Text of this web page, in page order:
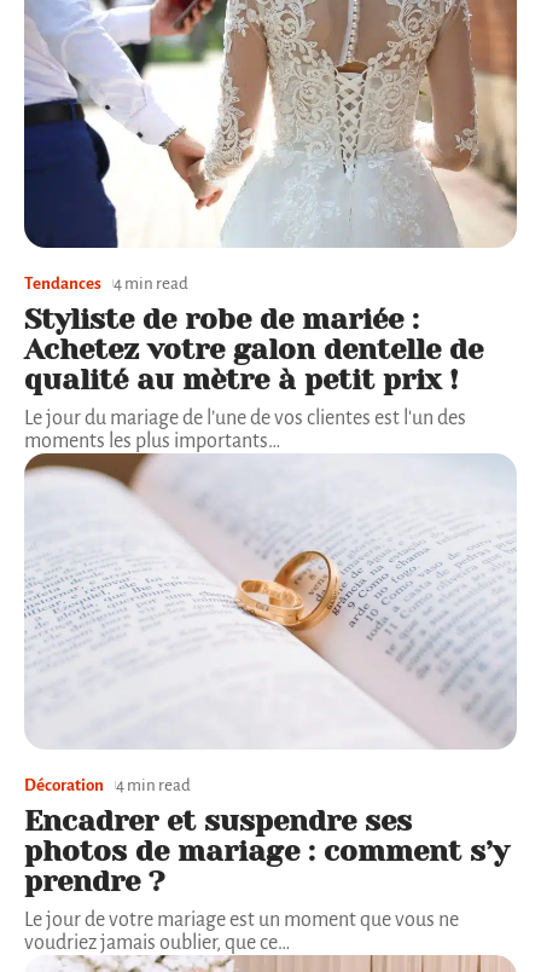
Tendances 4 min read
Styliste de robe de mariée :
Achetez votre galon dentelle de
qualité au mètre à petit prix !
Le jour du mariage de l’une de vos clientes est l'un des
moments les plus importants…
Décoration 4 min read
Encadrer et suspendre ses
photos de mariage : comment s’y
prendre ?
Le jour de votre mariage est un moment que vous ne
voudriez jamais oublier, que ce…